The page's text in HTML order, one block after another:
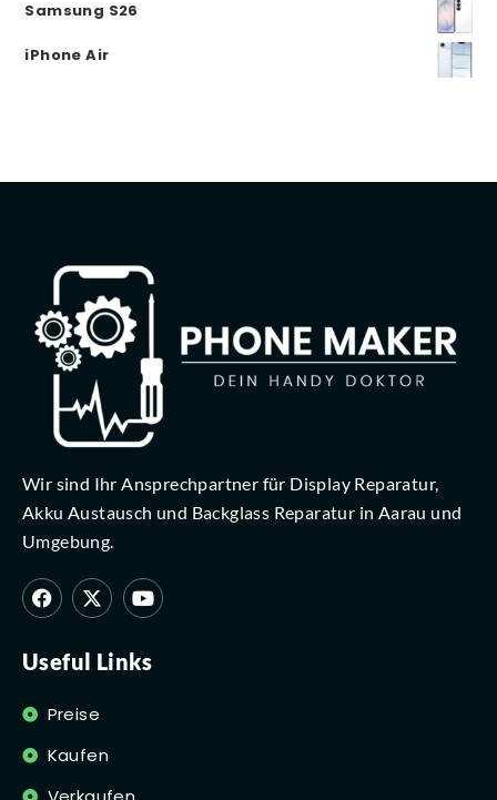
Samsung S26
iPhone Air
Wir sind Ihr Ansprechpartner für Display Reparatur,
Akku Austausch und Backglass Reparatur in Aarau und
Umgebung.
Useful Links
Preise
Kaufen